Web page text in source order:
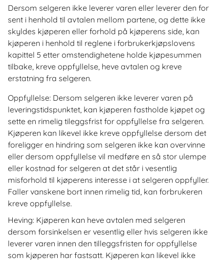
Dersom selgeren ikke leverer varen eller leverer den for
sent i henhold til avtalen mellom partene, og dette ikke
skyldes kjøperen eller forhold på kjøperens side, kan
kjøperen i henhold til reglene i forbrukerkjøpslovens
kapittel 5 etter omstendighetene holde kjøpesummen
tilbake, kreve oppfyllelse, heve avtalen og kreve
erstatning fra selgeren.
Oppfyllelse: Dersom selgeren ikke leverer varen på
leveringstidspunktet, kan kjøperen fastholde kjøpet og
sette en rimelig tileggsfrist for oppfyllelse fra selgeren.
Kjøperen kan likevel ikke kreve oppfyllelse dersom det
foreligger en hindring som selgeren ikke kan overvinne
eller dersom oppfyllelse vil medføre en så stor ulempe
eller kostnad for selgeren at det står i vesentlig
misforhold til kjøperens interesse i at selgeren oppfyller.
Faller vanskene bort innen rimelig tid, kan forbrukeren
kreve oppfyllelse.
Heving: Kjøperen kan heve avtalen med selgeren
dersom forsinkelsen er vesentlig eller hvis selgeren ikke
leverer varen innen den tilleggsfristen for oppfyllelse
som kjøperen har fastsatt. Kjøperen kan likevel ikke